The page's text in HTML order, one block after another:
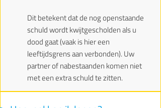
Dit betekent dat de nog openstaande
schuld wordt kwijtgescholden als u
dood gaat (vaak is hier een
leeftijdsgrens aan verbonden). Uw
partner of nabestaanden komen niet
met een extra schuld te zitten.